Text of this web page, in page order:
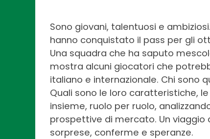
Sono giovani, talentuosi e
hanno conquistato il pass per gli
Una squadra che ha saputo
mostra alcuni giocatori che
italiano e internazionale. Chi sono
Quali sono le loro caratteristiche,
insieme, ruolo per ruolo,
prospettive di mercato. Un
sorprese, conferme e speranze.